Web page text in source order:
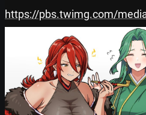
https://pbs.twimg.com/